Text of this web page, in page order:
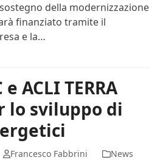
della modernizzazione
finanziato tramite il
e la…
ACLI TERRA
lo sviluppo di
Francesco Fabbrini News